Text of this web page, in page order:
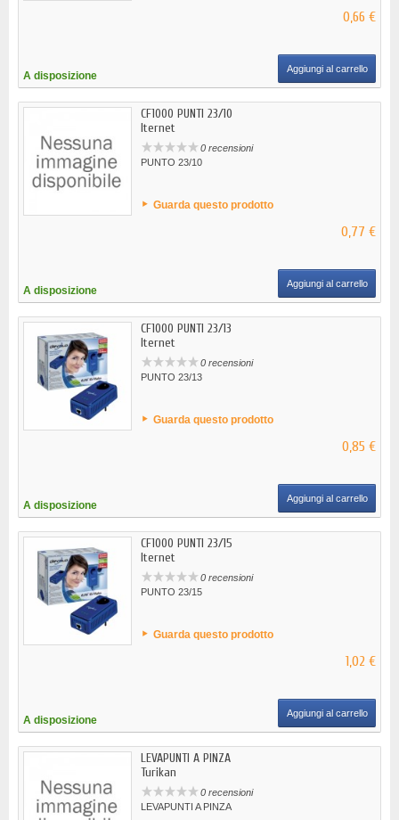
0,66 €
A disposizione
Aggiungi al carrello
CF1000 PUNTI 23/10
Iternet
0 recensioni
PUNTO 23/10
Guarda questo prodotto
0,77 €
A disposizione
Aggiungi al carrello
CF1000 PUNTI 23/13
Iternet
0 recensioni
PUNTO 23/13
Guarda questo prodotto
0,85 €
A disposizione
Aggiungi al carrello
CF1000 PUNTI 23/15
Iternet
0 recensioni
PUNTO 23/15
Guarda questo prodotto
1,02 €
A disposizione
Aggiungi al carrello
LEVAPUNTI A PINZA
Turikan
0 recensioni
LEVAPUNTI A PINZA